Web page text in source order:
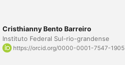
Cristhianny Bento Barreiro
Instituto Federal Sul-rio-grandense
https://orcid.org/0000-0001-7547-1905